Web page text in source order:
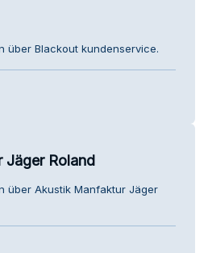
über Blackout kundenservice.
Roland
über Akustik Manfaktur Jäger